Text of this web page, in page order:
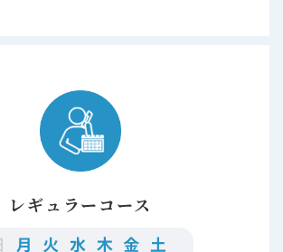
レギュラーコース